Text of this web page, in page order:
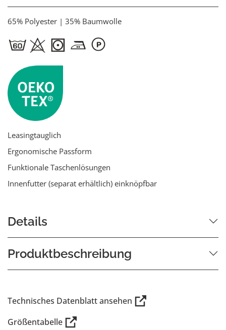
65% Polyester | 35% Baumwolle
Leasingtauglich
Ergonomische Passform
Funktionale Taschenlösungen
Innenfutter (separat erhältlich) einknöpfbar
Details
Produktbeschreibung
Technisches Datenblatt ansehen
Größentabelle